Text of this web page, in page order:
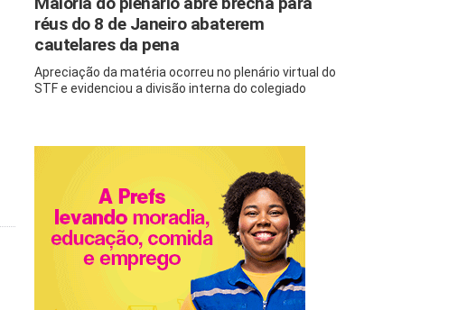
réus do 8 de Janeiro abaterem
cautelares da pena
Apreciação da matéria ocorreu no plenário virtual do
STF e evidenciou a divisão interna do colegiado